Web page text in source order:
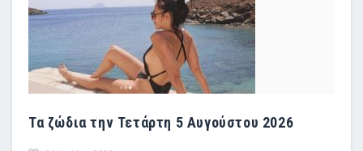
Τα ζώδια την Τετάρτη 5 Αυγούστου 2026